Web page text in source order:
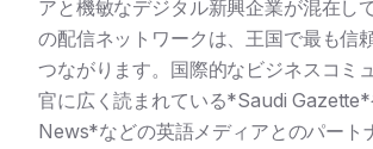
アと機敏なデジタル新興企業が混在し
の配信ネットワークは、王国で最も信
つながります。国際的なビジネスコミ
官に広く読まれている*Saudi
News*などの英語メディアとのパート